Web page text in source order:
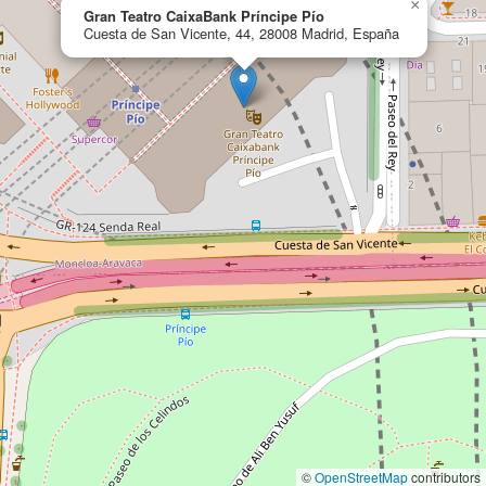
Gran Teatro CaixaBank Príncipe Pío
Cuesta de San Vicente, 44, 28008 Madrid, España
×
©OpenStreetMapcontributors